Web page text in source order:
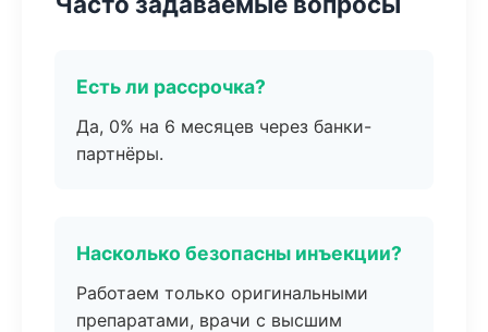
Есть ли рассрочка?
Да, 0% на 6 месяцев через банки-
партнёры.
Насколько безопасны инъекции?
Работаем только оригинальными
препаратами, врачи с высшим